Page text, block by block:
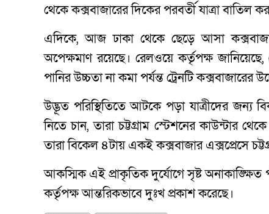
থেকে কক্সবাজারের দিকের পরবর্তী যাত্রা বাতিল
এদিকে, আজ ঢাকা থেকে ছেড়ে আসা
অপেক্ষমাণ রয়েছে। রেলওয়ে কর্তৃপক্ষ
পানির উচ্চতা না কমা পর্যন্ত ট্রেনটি কক্সবাজারের
উদ্ভূত পরিস্থিতিতে আটকে পড়া যাত্রীদের জন্য
নিতে চান, তারা চট্টগ্রাম স্টেশনের কাউন্টার
তারা বিকেল ৪টায় একই কক্সবাজার এক্সপ্রেসে
আকস্মিক এই প্রাকৃতিক দুর্যোগে সৃষ্ট অনাকাঙ্ক্ষিত
কর্তৃপক্ষ আন্তরিকভাবে দুঃখ প্রকাশ করেছে।